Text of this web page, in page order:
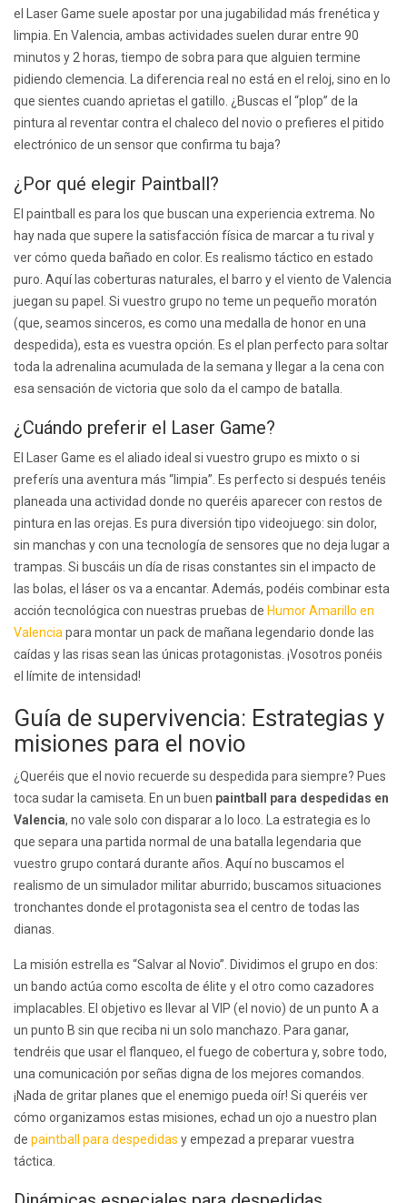
el Laser Game suele apostar por una jugabilidad más frenética y
limpia. En Valencia, ambas actividades suelen durar entre 90
minutos y 2 horas, tiempo de sobra para que alguien termine
pidiendo clemencia. La diferencia real no está en el reloj, sino en lo
que sientes cuando aprietas el gatillo. ¿Buscas el “plop” de la
pintura al reventar contra el chaleco del novio o prefieres el pitido
electrónico de un sensor que confirma tu baja?
¿Por qué elegir Paintball?
El paintball es para los que buscan una experiencia extrema. No
hay nada que supere la satisfacción física de marcar a tu rival y
ver cómo queda bañado en color. Es realismo táctico en estado
puro. Aquí las coberturas naturales, el barro y el viento de Valencia
juegan su papel. Si vuestro grupo no teme un pequeño moratón
(que, seamos sinceros, es como una medalla de honor en una
despedida), esta es vuestra opción. Es el plan perfecto para soltar
toda la adrenalina acumulada de la semana y llegar a la cena con
esa sensación de victoria que solo da el campo de batalla.
¿Cuándo preferir el Laser Game?
El Laser Game es el aliado ideal si vuestro grupo es mixto o si
preferís una aventura más “limpia”. Es perfecto si después tenéis
planeada una actividad donde no queréis aparecer con restos de
pintura en las orejas. Es pura diversión tipo videojuego: sin dolor,
sin manchas y con una tecnología de sensores que no deja lugar a
trampas. Si buscáis un día de risas constantes sin el impacto de
las bolas, el láser os va a encantar. Además, podéis combinar esta
acción tecnológica con nuestras pruebas de Humor Amarillo en
Valencia para montar un pack de mañana legendario donde las
caídas y las risas sean las únicas protagonistas. ¡Vosotros ponéis
el límite de intensidad!
Guía de supervivencia: Estrategias y
misiones para el novio
¿Queréis que el novio recuerde su despedida para siempre? Pues
toca sudar la camiseta. En un buen paintball para despedidas en
Valencia, no vale solo con disparar a lo loco. La estrategia es lo
que separa una partida normal de una batalla legendaria que
vuestro grupo contará durante años. Aquí no buscamos el
realismo de un simulador militar aburrido; buscamos situaciones
tronchantes donde el protagonista sea el centro de todas las
dianas.
La misión estrella es “Salvar al Novio”. Dividimos el grupo en dos:
un bando actúa como escolta de élite y el otro como cazadores
implacables. El objetivo es llevar al VIP (el novio) de un punto A a
un punto B sin que reciba ni un solo manchazo. Para ganar,
tendréis que usar el flanqueo, el fuego de cobertura y, sobre todo,
una comunicación por señas digna de los mejores comandos.
¡Nada de gritar planes que el enemigo pueda oír! Si queréis ver
cómo organizamos estas misiones, echad un ojo a nuestro plan
de paintball para despedidas y empezad a preparar vuestra
táctica.